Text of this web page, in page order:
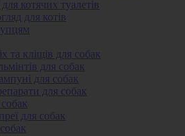
котячих туалетів
для котів
та кліщів для собак
для собак
для собак
для собак
для собак